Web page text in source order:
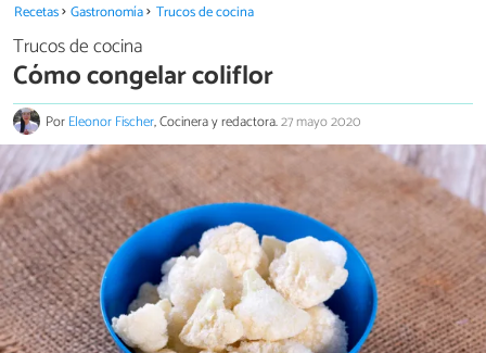
Recetas Gastronomía Trucos de cocina
Trucos de cocina
Cómo congelar coliflor
PorEleonor Fischer, Cocinera y redactora.27 mayo 2020